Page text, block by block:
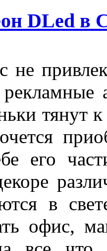
DLed в
не
тянут
его
в
офис,